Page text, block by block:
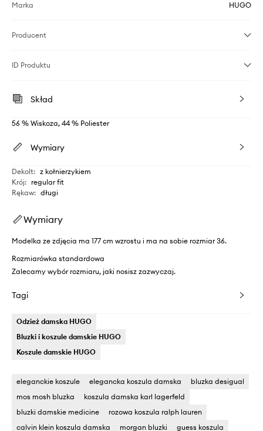
Marka HUGO
Producent
ID Produktu
Skład
56 % Wiskoza, 44 % Poliester
Wymiary
Dekolt: z kołnierzykiem
Krój: regular fit
Rękaw: długi
Wymiary
Modelka ze zdjęcia ma 177 cm wzrostu i ma na sobie rozmiar 36.
Rozmiarówka standardowa
Zalecamy wybór rozmiaru, jaki nosisz zazwyczaj.
Tagi
Odzież damska HUGO
Bluzki i koszule damskie HUGO
Koszule damskie HUGO
eleganckie koszule elegancka koszula damska
bluzka desigual
mos mosh bluzka
koszula damska karl lagerfeld
bluzki damskie medicine
rozowa koszula ralph lauren
calvin klein koszula damska
morgan bluzki guess koszula